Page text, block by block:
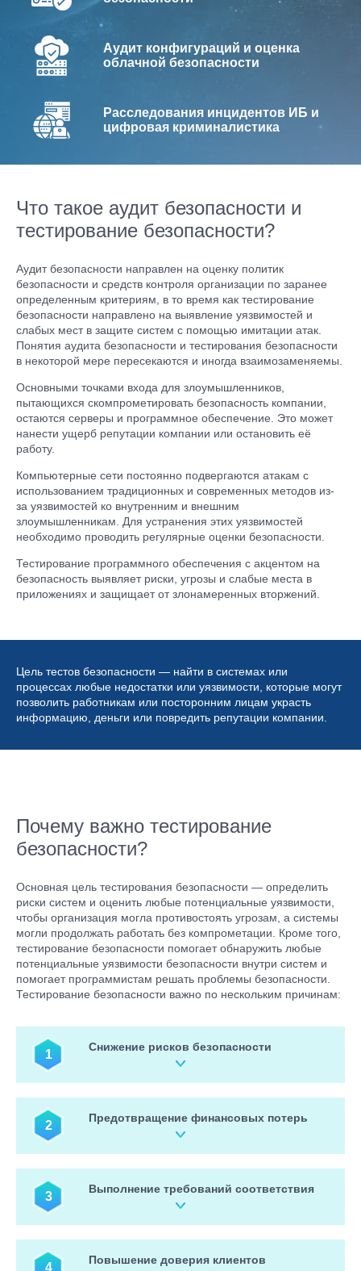
Аудит конфигураций и оценка
облачной безопасности
Расследования инцидентов ИБ и
цифровая криминалистика
Что такое аудит безопасности и
тестирование безопасности?
Аудит безопасности направлен на оценку политик
безопасности и средств контроля организации по заранее
определенным критериям, в то время как тестирование
безопасности направлено на выявление уязвимостей и
слабых мест в защите систем с помощью имитации атак.
Понятия аудита безопасности и тестирования безопасности
в некоторой мере пересекаются и иногда взаимозаменяемы.
Основными точками входа для злоумышленников,
пытающихся скомпрометировать безопасность компании,
остаются серверы и программное обеспечение. Это может
нанести ущерб репутации компании или остановить её
работу.
Компьютерные сети постоянно подвергаются атакам с
использованием традиционных и современных методов из-
за уязвимостей ко внутренним и внешним
злоумышленникам. Для устранения этих уязвимостей
необходимо проводить регулярные оценки безопасности.
Тестирование программного обеспечения с акцентом на
безопасность выявляет риски, угрозы и слабые места в
приложениях и защищает от злонамеренных вторжений.
Цель тестов безопасности — найти в системах или
процессах любые недостатки или уязвимости, которые могут
позволить работникам или посторонним лицам украсть
информацию, деньги или повредить репутации компании.
Почему важно тестирование
безопасности?
Основная цель тестирования безопасности — определить
риски систем и оценить любые потенциальные уязвимости,
чтобы организация могла противостоять угрозам, а системы
могли продолжать работать без компрометации. Кроме того,
тестирование безопасности помогает обнаружить любые
потенциальные уязвимости безопасности внутри систем и
помогает программистам решать проблемы безопасности.
Тестирование безопасности важно по нескольким причинам:
1
Снижение рисков безопасности
Тестирование безопасности может помочь выявить
уязвимости и недостатки безопасности в приложениях,
системах или сетях, прежде чем эти уязвимости смогут быть
станут риском безопасности.
2
Предотвращение финансовых потерь
Нарушения безопасности могут дорого обойтись
организациям с точки зрения финансовых потерь, ущерба
для репутации и потери доверия клиентов. Тестирование
устранения уязвимостей системы безопасности.
3
Выполнение требований соответствия
Согласно отраслевым или государственным нормам
организации могут быть обязаныпроводить тестирование
4
Повышение доверия клиентов